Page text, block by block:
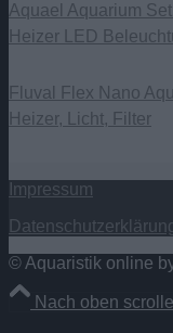
Aquael Aquarium
Heizer LED
Fluval Flex Nano
Heizer, Licht, Filter
Impressum
© Aquaristik online
Nach oben